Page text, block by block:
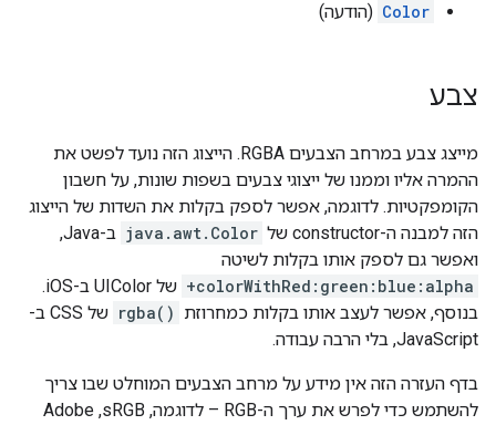
Color (הודעה)
צבע
מייצג צבע במרחב הצבעים RGBA. הייצוג הזה נועד לפשט את
ההמרה אליו וממנו של ייצוגי צבעים בשפות שונות, על חשבון
הקומפקטיות. לדוגמה, אפשר לספק בקלות את השדות של הייצוג
הזה למבנה ה-constructor של
java.awt.Color
ב-Java,
ואפשר גם לספק אותו בקלות לשיטה
+colorWithRed:green:blue:alpha
של UIColor ב-iOS.
בנוסף, אפשר לעצב אותו בקלות כמחרוזת rgba()
של CSS ב-
JavaScript, בלי הרבה עבודה.
בדף העזרה הזה אין מידע על מרחב הצבעים המוחלט שבו צריך
להשתמש כדי לפרש את ערך ה-RGB – לדוגמה, sRGB,‏ Adobe